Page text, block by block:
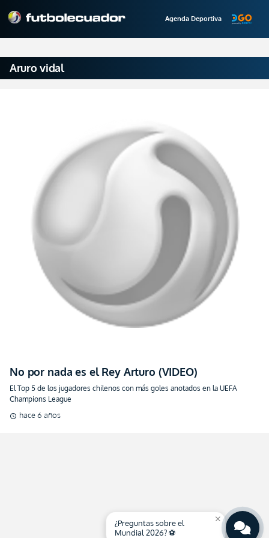
Agenda Deportiva
Aruro vidal
No por nada es el Rey Arturo (VIDEO)
El Top 5 de los jugadores chilenos con más goles anotados en la UEFA
Champions League
schedule hace 6 años
close
¿Preguntas sobre el
Mundial 2026? ⚽